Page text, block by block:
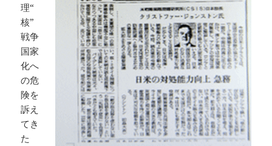
理“
核”
戦争
国家
化へ
の危
険を
訴え
てき
た